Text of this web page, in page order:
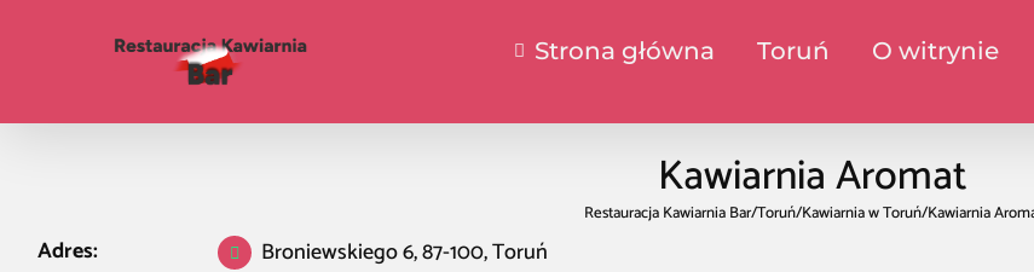
Strona główna Toruń O witrynie
Kawiarnia Aromat
Restauracja Kawiarnia Bar/Toruń/Kawiarnia w Toruń/Kawiarnia
Adres:
Broniewskiego 6, 87-100, Toruń